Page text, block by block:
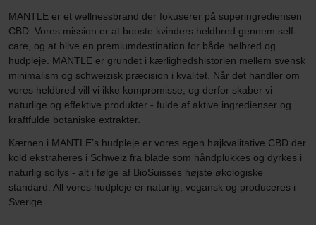
MANTLE er et wellnessbrand der fokuserer på superingrediensen
CBD. Vores mission er at booste kvinders heldbred gennem self-
care, og at blive en premiumdestination for både helbred og
hudpleje. MANTLE er grundet i kærlighedshistorien mellem svensk
minimalism og schweizisk præcision i kvalitet. Når det handler om
vores heldbred vill vi ikke kompromisse, og derfor skaber vi
naturlige og effektive produkter - fulde af aktive ingredienser og
kraftfulde botaniske extrakter.
Kærnen i MANTLE’s hudpleje er vores egen højkvalitative CBD der
kold ekstraheres i Schweiz fra blade som håndplukkes og dyrkes i
naturlig sollys - alt i følge af BioSuisses højste økologiske
standard. All vores hudpleje er naturlig, vegansk og produceres i
Sverige.